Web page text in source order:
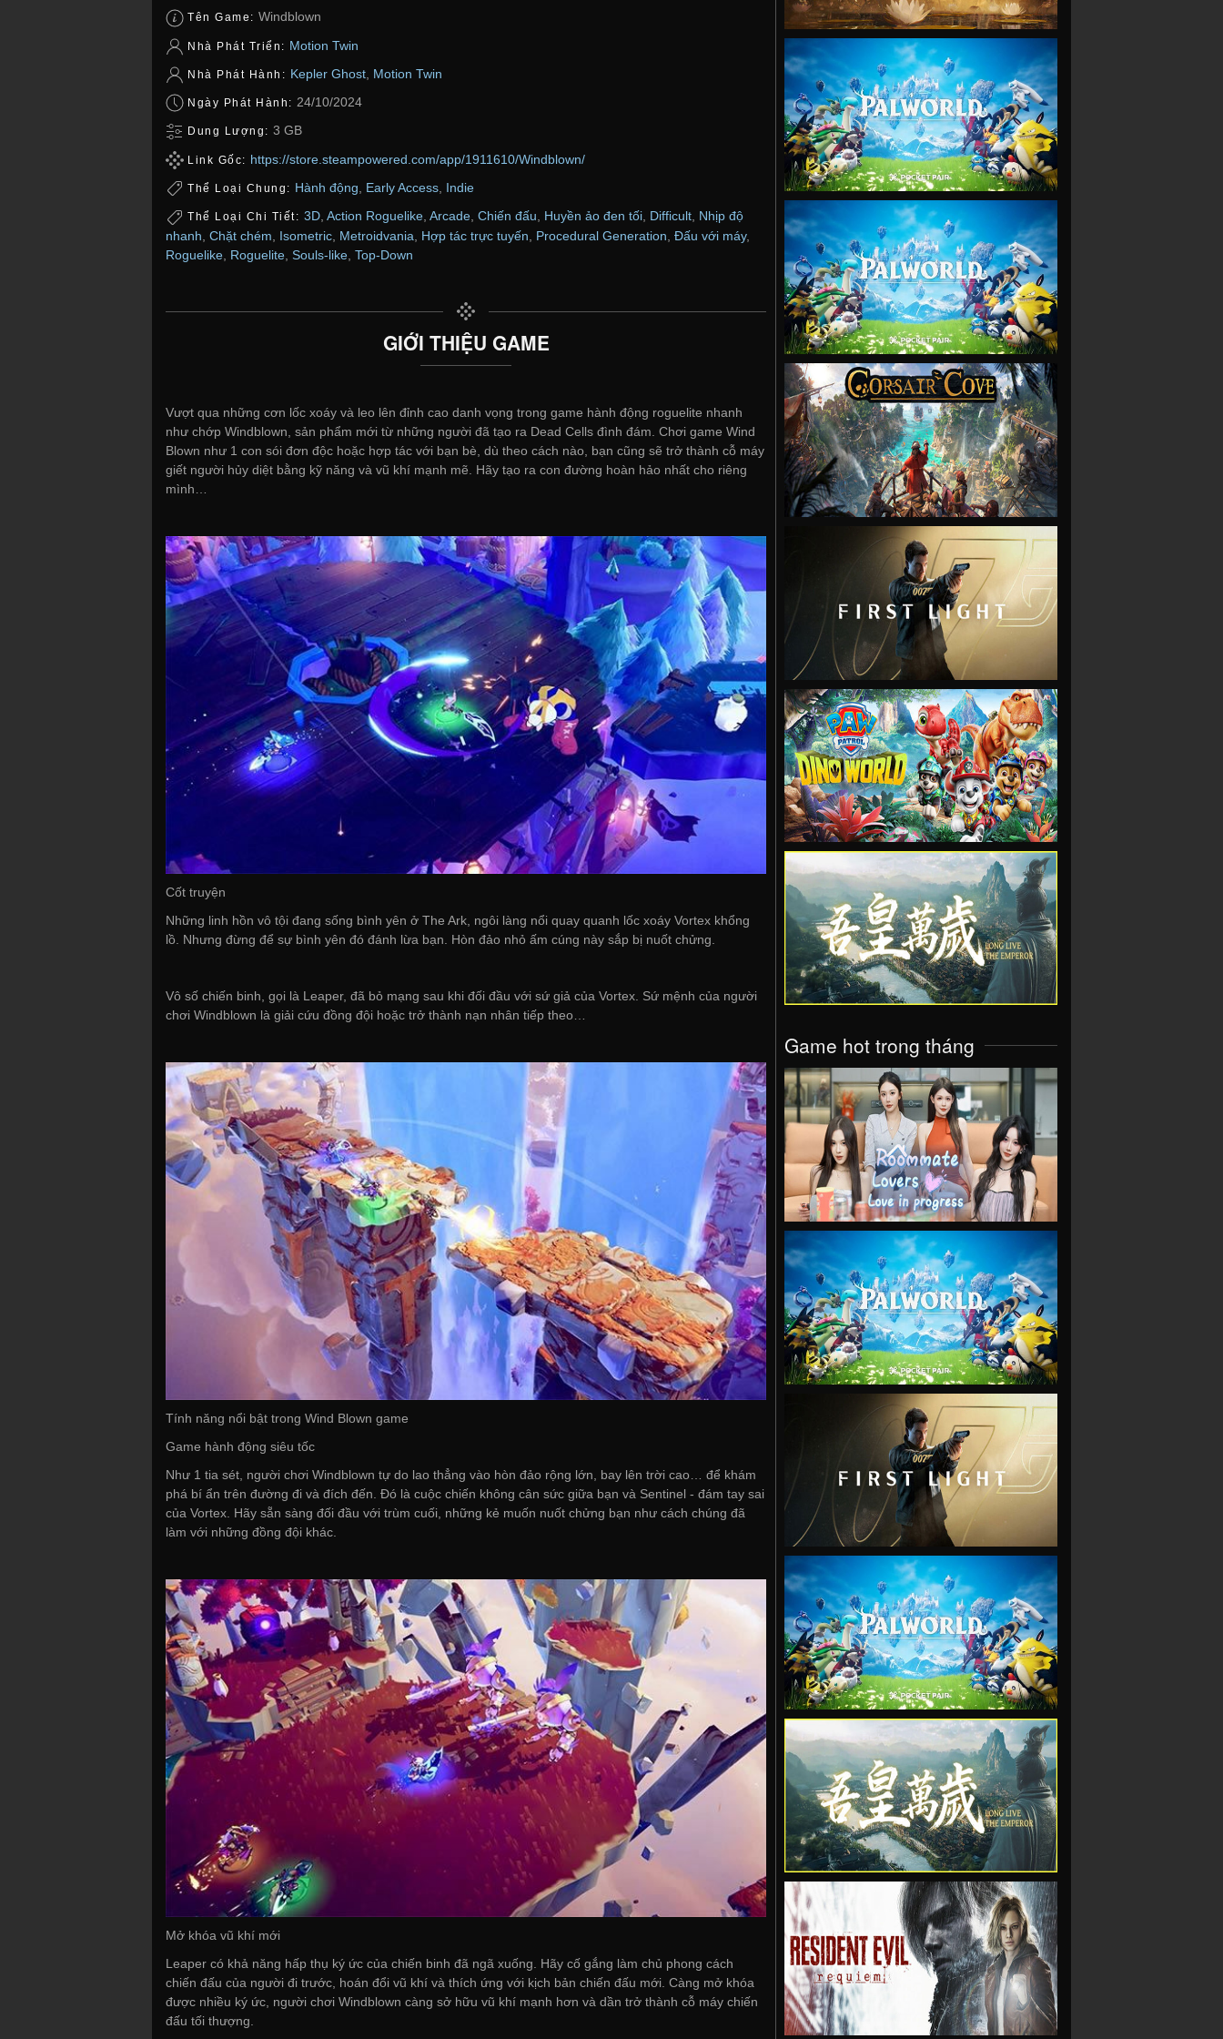
Tên Game: Windblown
Nhà Phát Triển: Motion Twin
Nhà Phát Hành: Kepler Ghost, Motion Twin
Ngày Phát Hành: 24/10/2024
Dung Lượng: 3 GB
Link Gốc: https://store.steampowered.com/app/1911610/Windblown/
Thể Loại Chung: Hành động Early Access Indie
Thể Loại Chi Tiết: 3D, Action Roguelike, Arcade, Chiến đấu, Huyền ảo đen tối, Difficult, Nhịp độ
nhanh Chặt chém Isometric Metroidvania Hợp tác trực tuyến Procedural Generation Đấu với máy,
Roguelike Roguelite Souls-like Top-Down
GIỚI THIỆU GAME
Vượt qua những cơn lốc xoáy và leo lên đỉnh cao danh vọng trong game hành động roguelite nhanh
như chớp Windblown, sản phẩm mới từ những người đã tạo ra Dead Cells đình đám. Chơi game Wind
Blown như 1 con sói đơn độc hoặc hợp tác với bạn bè, dù theo cách nào, bạn cũng sẽ trở thành cỗ máy
giết người hủy diệt bằng kỹ năng và vũ khí mạnh mẽ. Hãy tạo ra con đường hoàn hảo nhất cho riêng
mình…
Cốt truyện
Những linh hồn vô tội đang sống bình yên ở The Ark, ngôi làng nổi quay quanh lốc xoáy Vortex khổng
lồ. Nhưng đừng để sự bình yên đó đánh lừa bạn. Hòn đảo nhỏ ấm cúng này sắp bị nuốt chửng.
Vô số chiến binh, gọi là Leaper, đã bỏ mạng sau khi đối đầu với sứ giả của Vortex. Sứ mệnh của người
chơi Windblown là giải cứu đồng đội hoặc trở thành nạn nhân tiếp theo…
Tính năng nổi bật trong Wind Blown game
Game hành động siêu tốc
Như 1 tia sét, người chơi Windblown tự do lao thẳng vào hòn đảo rộng lớn, bay lên trời cao… để khám
phá bí ẩn trên đường đi và đích đến. Đó là cuộc chiến không cân sức giữa bạn và Sentinel - đám tay sai
của Vortex. Hãy sẵn sàng đối đầu với trùm cuối, những kẻ muốn nuốt chửng bạn như cách chúng đã
làm với những đồng đội khác.
Mở khóa vũ khí mới
Leaper có khả năng hấp thụ ký ức của chiến binh đã ngã xuống. Hãy cố gắng làm chủ phong cách
chiến đấu của người đi trước, hoán đổi vũ khí và thích ứng với kịch bản chiến đấu mới. Càng mở khóa
được nhiều ký ức, người chơi Windblown càng sở hữu vũ khí mạnh hơn và dần trở thành cỗ máy chiến
đấu tối thượng.
VIEW
VIEW
VIEW
VIEW
VIEW
VIEW
Game hot trong tháng
VIEW
VIEW
VIEW
VIEW
VIEW
VIEW